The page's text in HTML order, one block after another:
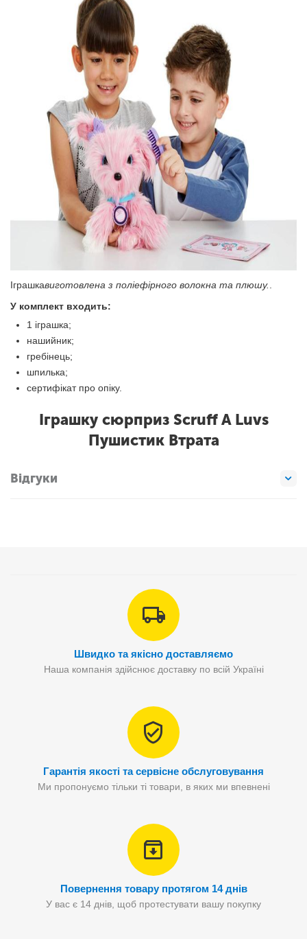
Іграшкавиготовлена ​​з поліефірного волокна та плюшу.
У комплект входить:
1 іграшка;
нашийник;
гребінець;
шпилька;
сертифікат про опіку.
Іграшку сюрприз Scruff A Luvs
Пушистик Втрата
Відгуки
Швидко та якісно доставляємо
Наша компанія здійснює доставку по всій Україні
Гарантія якості та сервісне обслуговування
Ми пропонуємо тільки ті товари, в яких ми впевнені
Повернення товару протягом 14 днів
У вас є 14 днів, щоб протестувати вашу покупку